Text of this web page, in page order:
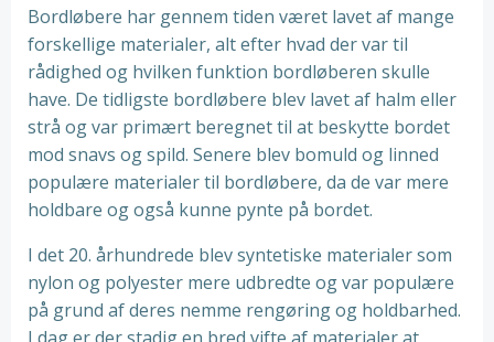
Bordløbere har gennem tiden været lavet af mange
forskellige materialer, alt efter hvad der var til
rådighed og hvilken funktion bordløberen skulle
have. De tidligste bordløbere blev lavet af halm eller
strå og var primært beregnet til at beskytte bordet
mod snavs og spild. Senere blev bomuld og linned
populære materialer til bordløbere, da de var mere
holdbare og også kunne pynte på bordet.
I det 20. århundrede blev syntetiske materialer som
nylon og polyester mere udbredte og var populære
på grund af deres nemme rengøring og holdbarhed.